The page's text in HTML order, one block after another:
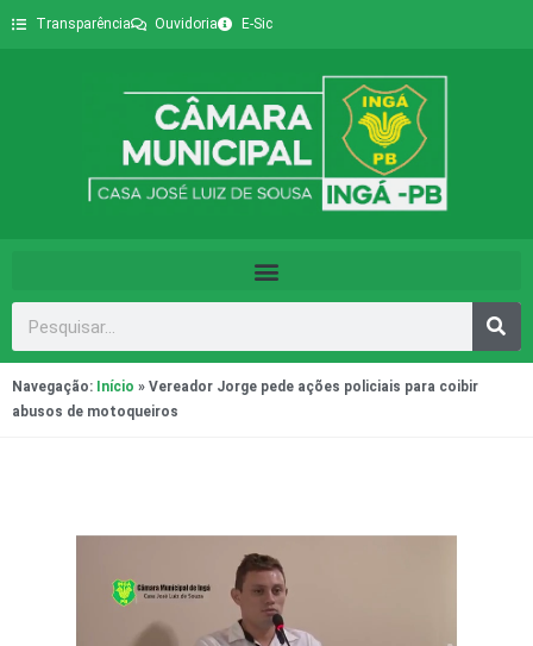
Transparência Ouvidoria E-Sic
Navegação: Início » Vereador Jorge pede ações policiais para coibir
abusos de motoqueiros